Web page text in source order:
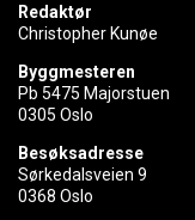
Redaktør
Christopher Kunøe
Byggmesteren
Pb 5475 Majorstuen
0305 Oslo
Besøksadresse
Sørkedalsveien 9
0368 Oslo